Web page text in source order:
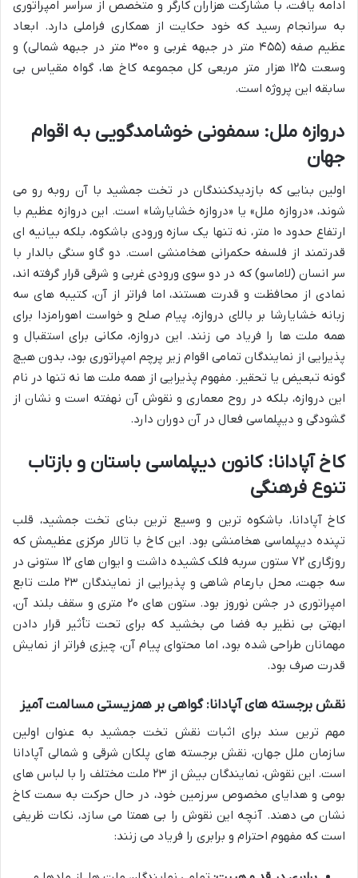
ادامه یافت، با مشارکت هزاران کارگر و متخصص از سراسر امپراتوری
به سرانجام رسید که خود حکایت از همکاری فراملی دارد. ابعاد
عظیم صفه (۴۵۵ متر در جبهه غربی و ۳۰۰ متر در جبهه شمالی) و
وسعت ۱۲۵ هزار متر مربعی کل مجموعه کاخ ها، گواه مقیاس بی
سابقه این پروژه است.
دروازه ملل: سمفونی خوشامدگویی به اقوام
جهان
اولین بنایی که بازدیدکنندگان در تخت جمشید با آن روبه رو می
شوند، «دروازه ملل» یا «دروازه خشایارشا» است. این دروازه عظیم با
ارتفاع حدود ۱۰ متر، نه تنها یک سازه ورودی باشکوه، بلکه بیانیه ای
قدرتمند از فلسفه حکمرانی هخامنشی است. دو گاو سنگی بالدار با
سر انسان (لاماسو) که در دو سوی ورودی غربی و شرقی قرار گرفته اند،
نمادی از محافظت و قدرت هستند، اما فراتر از آن، کتیبه های سه
زبانه خشایارشا بر بالای دروازه، پیام صلح و خواست اهورامزدا برای
همه ملت ها را فریاد می زنند. این دروازه، مکانی برای استقبال و
پذیرایی از نمایندگان تمامی اقوام زیر پرچم امپراتوری بود، بدون هیچ
گونه تبعیض یا تحقیر. مفهوم پذیرایی از همه ملت ها نه تنها در نام
این دروازه، بلکه در روح معماری و نقوش آن نهفته است و نشان از
گشودگی و دیپلماسی فعال در آن دوران دارد.
کاخ آپادانا: کانون دیپلماسی باستان و بازتاب
تنوع فرهنگی
کاخ آپادانا، باشکوه ترین و وسیع ترین بنای تخت جمشید، قلب
تپنده دیپلماسی هخامنشی بود. این کاخ با تالار مرکزی عظیمش که
روزگاری ۷۲ ستون سربه فلک کشیده داشت و ایوان های ۱۲ ستونی در
سه جهت، محل بارعام شاهی و پذیرایی از نمایندگان ۲۳ ملت تابع
امپراتوری در جشن نوروز بود. ستون های ۲۰ متری و سقف بلند آن،
ابهتی بی نظیر به فضا می بخشید که برای تحت تأثیر قرار دادن
مهمانان طراحی شده بود، اما محتوای پیام آن، چیزی فراتر از نمایش
قدرت صرف بود.
نقش برجسته های آپادانا: گواهی بر همزیستی مسالمت آمیز
مهم ترین سند برای اثبات نقش تخت جمشید به عنوان اولین
سازمان ملل جهان، نقش برجسته های پلکان شرقی و شمالی آپادانا
است. این نقوش، نمایندگان بیش از ۲۳ ملت مختلف را با لباس های
بومی و هدایای مخصوص سرزمین خود، در حال حرکت به سمت کاخ
نشان می دهند. آنچه این نقوش را بی همتا می سازد، نکات ظریفی
است که مفهوم احترام و برابری را فریاد می زنند: